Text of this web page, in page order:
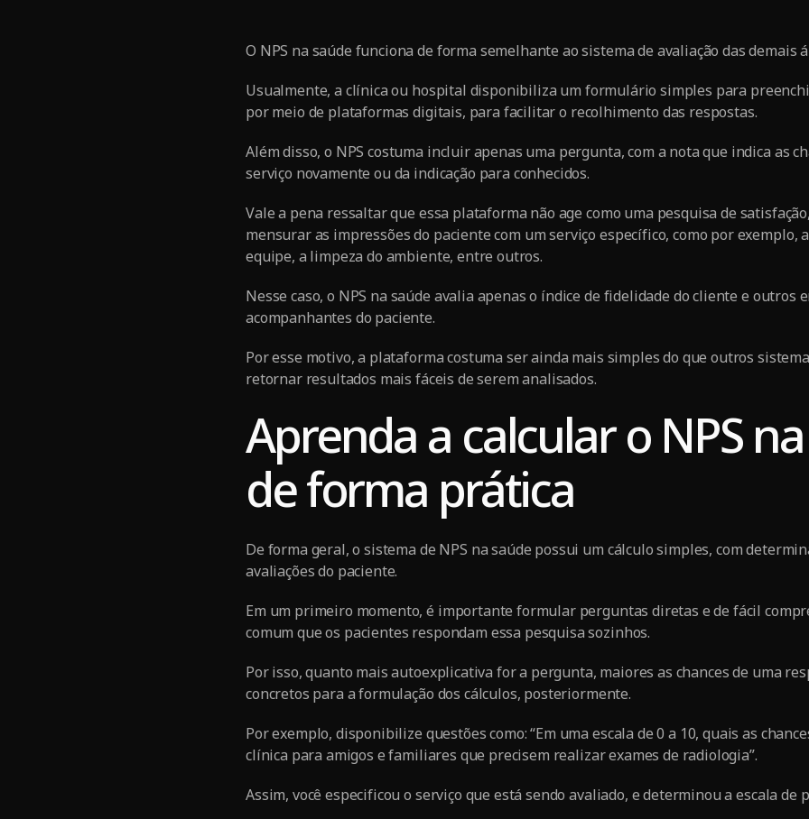
O NPS na saúde funciona de forma semelhante ao sistema de avaliação das demais
Usualmente, a clínica ou hospital disponibiliza um formulário simples para
por meio de plataformas digitais, para facilitar o recolhimento das respostas.
Além disso, o NPS costuma incluir apenas uma pergunta, com a nota que indica as
serviço novamente ou da indicação para conhecidos.
Vale a pena ressaltar que essa plataforma não age como uma pesquisa de
mensurar as impressões do paciente com um serviço específico, como por exemplo,
equipe, a limpeza do ambiente, entre outros.
Nesse caso, o NPS na saúde avalia apenas o índice de fidelidade do cliente e outros
acompanhantes do paciente.
Por esse motivo, a plataforma costuma ser ainda mais simples do que outros
retornar resultados mais fáceis de serem analisados.
Aprenda a calcular o NPS
de forma prática
De forma geral, o sistema de NPS na saúde possui um cálculo simples, com
avaliações do paciente.
Em um primeiro momento, é importante formular perguntas diretas e de fácil
comum que os pacientes respondam essa pesquisa sozinhos.
Por isso, quanto mais autoexplicativa for a pergunta, maiores as chances de uma
concretos para a formulação dos cálculos, posteriormente.
Por exemplo, disponibilize questões como: “Em uma escala de 0 a 10, quais as
clínica para amigos e familiares que precisem realizar exames de radiologia”.
Assim, você especificou o serviço que está sendo avaliado, e determinou a escala de